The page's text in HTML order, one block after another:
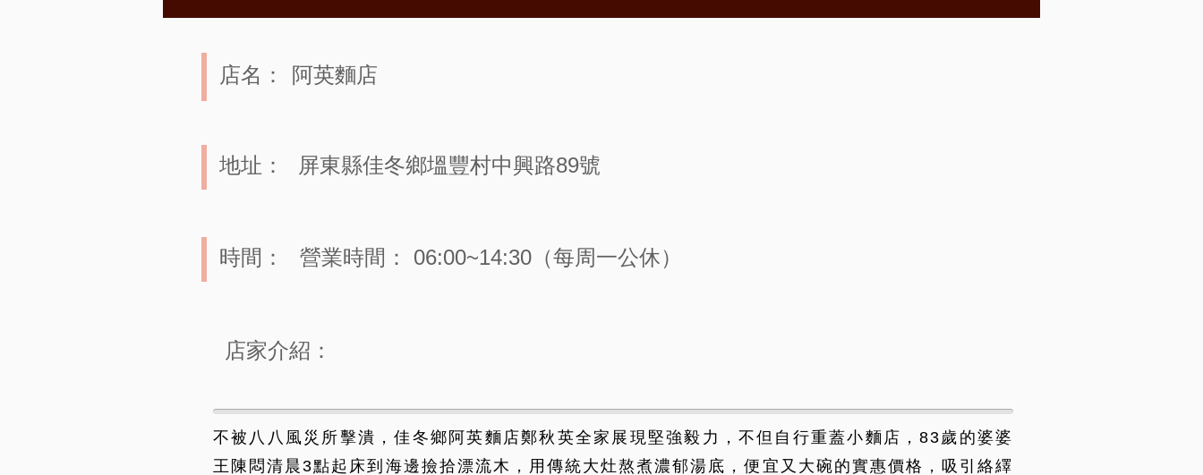
店名： 阿英麵店
地址： 屏東縣佳冬鄉塭豐村中興路89號
時間： 營業時間： 06:00~14:30（每周一公休）
店家介紹：
不被八八風災所擊潰，佳冬鄉阿英麵店鄭秋英全家展現堅強毅力，不但自行重蓋小麵店，83歲的婆婆
王陳悶清晨3點起床到海邊撿拾漂流木，用傳統大灶熬煮濃郁湯底，便宜又大碗的實惠價格，吸引絡繹